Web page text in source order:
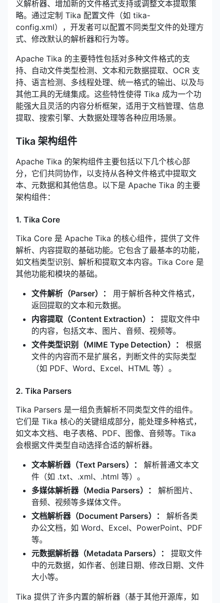
义解析器、增加新的文件格式支持或调整文本提取策
略。通过定制 Tika 配置文件（如 tika-
config.xml），开发者可以配置不同类型文件的处理方
式、修改默认的解析器和行为等。
Apache Tika 的主要特性包括对多种文件格式的支
持、自动文件类型检测、文本和元数据提取、OCR 支
持、语言检测、多线程处理、统一格式的输出、以及与
其他工具的无缝集成。这些特性使得 Tika 成为一个功
能强大且灵活的内容分析框架，适用于文档管理、信息
提取、搜索引擎、大数据处理等各种应用场景。
Tika 架构组件
Apache Tika 的架构组件主要包括以下几个核心部
分，它们共同协作，以支持从各种文件格式中提取文
本、元数据和其他信息。以下是 Apache Tika 的主要
架构组件：
1. Tika Core
Tika Core 是 Apache Tika 的核心组件，提供了文件
解析、内容提取的基础功能。它包含了最基本的功能，
如文档类型识别、解析和提取文本内容。Tika Core 是
其他功能和模块的基础。
文件解析（Parser）：
用于解析各种文件格式，
返回提取的文本和元数据。
内容提取（Content Extraction）：
提取文件中
的内容，包括文本、图片、音频、视频等。
文件类型识别（MIME Type Detection）：
根据
文件的内容而不是扩展名，判断文件的实际类型
（如 PDF、Word、Excel、HTML 等）。
2. Tika Parsers
Tika Parsers 是一组负责解析不同类型文件的组件。
它们是 Tika 核心的关键组成部分，能处理多种格式，
如文本文档、电子表格、PDF、图像、音频等。Tika
会根据文件类型自动选择合适的解析器。
文本解析器（Text Parsers）：
解析普通文本文
件（如 .txt、.xml、.html 等）。
多媒体解析器（Media Parsers）：
解析图片、
音频、视频等多媒体文件。
文档解析器（Document Parsers）：
解析各类
办公文档，如 Word、Excel、PowerPoint、PDF
等。
元数据解析器（Metadata Parsers）：
提取文件
中的元数据，如作者、创建日期、修改日期、文件
大小等。
Tika 提供了许多内置的解析器（基于其他开源库，如